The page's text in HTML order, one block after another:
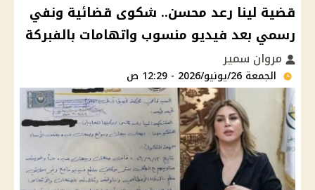
قضية لينا رعد محسن.. شكوى قضائية ونفي
رسمي بعد فيديو منسوب واتهامات بالفبركة
مروان سمير
الجمعة 26/يونيو/2026 - 12:29 ص